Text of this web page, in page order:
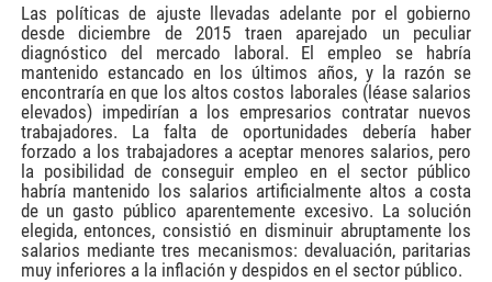
Las políticas de ajuste llevadas adelante por el gobierno
desde diciembre de 2015 traen aparejado un peculiar
diagnóstico del mercado laboral. El empleo se habría
mantenido estancado en los últimos años, y la razón se
encontraría en que los altos costos laborales (léase salarios
elevados) impedirían a los empresarios contratar nuevos
trabajadores. La falta de oportunidades debería haber
forzado a los trabajadores a aceptar menores salarios, pero
la posibilidad de conseguir empleo en el sector público
habría mantenido los salarios artificialmente altos a costa
de un gasto público aparentemente excesivo. La solución
elegida, entonces, consistió en disminuir abruptamente los
salarios mediante tres mecanismos: devaluación, paritarias
muy inferiores a la inflación y despidos en el sector público.